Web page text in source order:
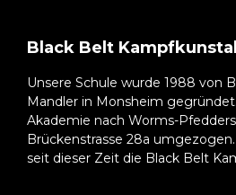
Black Belt
Unsere Schule wurde 1988 von
Mandler in Monsheim
Akademie nach Worms-
Brückenstrasse 28a
seit dieser Zeit die Black Belt